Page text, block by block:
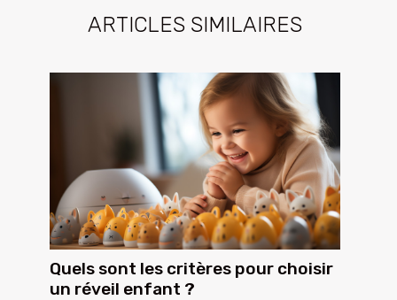
ARTICLES SIMILAIRES
Quels sont les critères pour choisir
un réveil enfant ?